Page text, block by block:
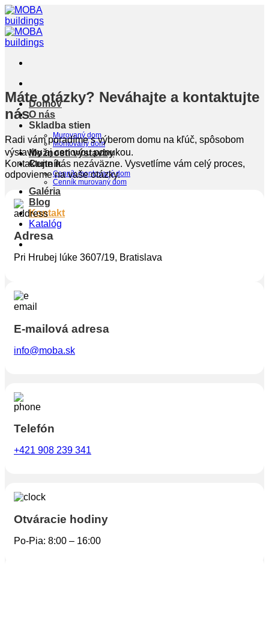
Skip
to
content
Domov
O nás
Skladba stien
Murovaný dom
Montovaný dom
Možnosti výstavby
Cenník
Cenník montovaný dom
Cenník murovaný dom
Galéria
Blog
Kontakt
Katalóg
Máte otázky? Neváhajte a kontaktujte
nás
Radi vám poradíme s výberom domu na kľúč, spôsobom
výstavby aj cenovou ponukou.
Kontaktujte nás nezáväzne. Vysvetlíme vám celý proces,
odpovieme na vaše otázky.
Adresa
Pri Hrubej lúke 3607/19, Bratislava
E-mailová adresa
info@moba.sk
Telefón
+421 908 239 341
Otváracie hodiny
Po-Pia: 8:00 – 16:00